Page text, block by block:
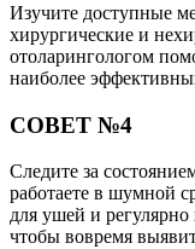
Изучите доступные
хирургические и
отоларингологом
наиболее
СОВЕТ №4
Следите за
работаете в шумной
для ушей и регулярно
чтобы вовремя